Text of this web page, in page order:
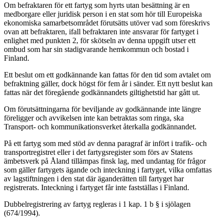
Om befraktaren för ett fartyg som hyrts utan besättning är en
medborgare eller juridisk person i en stat som hör till Europeiska
ekonomiska samarbetsområdet förutsätts utöver vad som föreskrivs
ovan att befraktaren, ifall befraktaren inte ansvarar för fartyget i
enlighet med punkten 2, för skötseln av denna uppgift utser ett
ombud som har sin stadigvarande hemkommun och bostad i
Finland.
Ett beslut om ett godkännande kan fattas för den tid som avtalet om
befraktning gäller, dock högst för fem år i sänder. Ett nytt beslut kan
fattas när det föregående godkännandets giltighetstid har gått ut.
Om förutsättningarna för beviljande av godkännande inte längre
föreligger och avvikelsen inte kan betraktas som ringa, ska
Transport- och kommunikationsverket återkalla godkännandet.
På ett fartyg som med stöd av denna paragraf är infört i trafik- och
transportregistret eller i det fartygsregister som förs av Statens
ämbetsverk på Åland tillämpas finsk lag, med undantag för frågor
som gäller fartygets ägande och inteckning i fartyget, vilka omfattas
av lagstiftningen i den stat där äganderätten till fartyget har
registrerats. Inteckning i fartyget får inte fastställas i Finland.
Dubbelregistrering av fartyg regleras i 1 kap. 1 b § i sjölagen
(674/1994).